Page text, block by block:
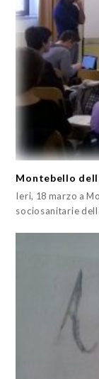
Montebello
Ieri, 18 marzo a
sociosanitarie